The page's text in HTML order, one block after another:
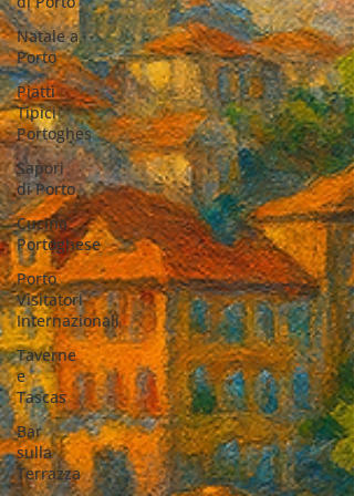
Natale a
Porto
Piatti
Tipici
Portoghes
Sapori
di Porto
Cucina
Portoghese
Porto
Visitatori
Internazionali
Taverne
e
Tascas
Bar
sulla
Terrazza